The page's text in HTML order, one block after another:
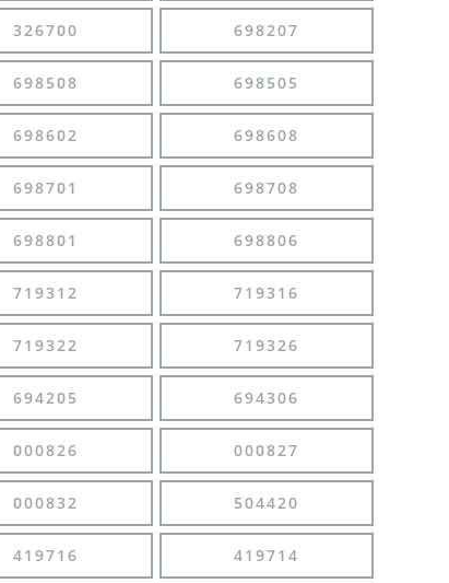
326700 698207
698508 698505
698602 698608
698701 698708
698801 698806
719312 719316
719322 719326
694205 694306
000826 000827
000832 504420
419716 419714